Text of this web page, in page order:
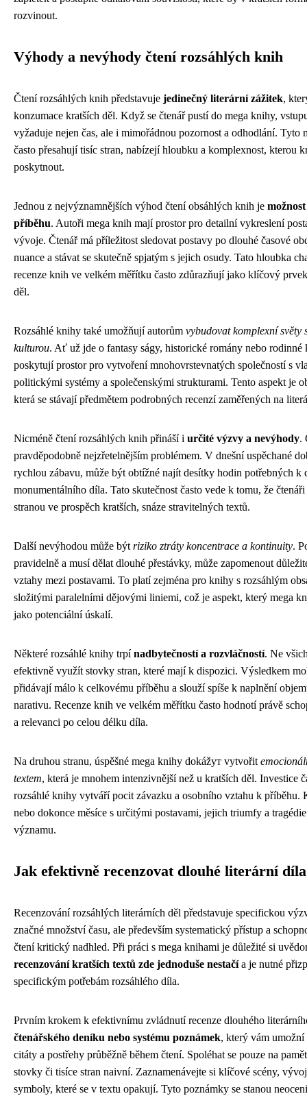
rozvinout.
Výhody a nevýhody čtení rozsáhlých knih
Čtení rozsáhlých knih představuje jedinečný literární zážitek,
konzumace kratších děl. Když se čtenář pustí do mega knihy,
vyžaduje nejen čas, ale i mimořádnou pozornost a odhodlání. Tyto
často přesahují tisíc stran, nabízejí hloubku a komplexnost, kterou
poskytnout.
Jednou z nejvýznamnějších výhod čtení obsáhlých knih je
příběhu. Autoři mega knih mají prostor pro detailní vykreslení
vývoje. Čtenář má příležitost sledovat postavy po dlouhé časové
nuance a stávat se skutečně spjatým s jejich osudy. Tato hloubka
recenze knih ve velkém měřítku často zdůrazňují jako klíčový
děl.
Rozsáhlé knihy také umožňují autorům vybudovat komplexní světy
kulturou. Ať už jde o fantasy ságy, historické romány nebo
poskytují prostor pro vytvoření mnohovrstevnatých společností s
politickými systémy a společenskými strukturami. Tento aspekt je
která se stávají předmětem podrobných recenzí zaměřených na
Nicméně čtení rozsáhlých knih přináší i určité výzvy a nevýhody.
pravděpodobně nejzřetelnějším problémem. V dnešní uspěchané
rychlou zábavu, může být obtížné najít desítky hodin potřebných k
monumentálního díla. Tato skutečnost často vede k tomu, že
stranou ve prospěch kratších, snáze stravitelných textů.
Další nevýhodou může být riziko ztráty koncentrace a kontinuity.
pravidelně a musí dělat dlouhé přestávky, může zapomenout
vztahy mezi postavami. To platí zejména pro knihy s rozsáhlým
složitými paralelními dějovými liniemi, což je aspekt, který mega
jako potenciální úskalí.
Některé rozsáhlé knihy trpínadbytečností a rozvláčností. Ne
efektivně využít stovky stran, které mají k dispozici. Výsledkem
přidávají málo k celkovému příběhu a slouží spíše k naplnění
narativu. Recenze knih ve velkém měřítku často hodnotí právě
a relevanci po celou délku díla.
Na druhou stranu, úspěšné mega knihy dokážут vytvořit
textem, která je mnohem intenzivnější než u kratších děl. Investice
rozsáhlé knihy vytváří pocit závazku a osobního vztahu k příběhu.
nebo dokonce měsíce s určitými postavami, jejich triumfy a
významu.
Jak efektivně recenzovat dlouhé literární díla
Recenzování rozsáhlých literárních děl představuje specifickou
značné množství času, ale především systematický přístup a
čtení kritický nadhled. Při práci s mega knihami je důležité si
recenzování kratších textů zde jednoduše nestačía je nutné
specifickým potřebám rozsáhlého díla.
Prvním krokem k efektivnímu zvládnutí recenze dlouhého
čtenářského deníku nebo systému poznámek, který vám
citáty a postřehy průběžně během čtení. Spoléhat se pouze na
stovky či tisíce stran naivní. Zaznamenávejte si klíčové scény,
symboly, které se v textu opakují. Tyto poznámky se stanou